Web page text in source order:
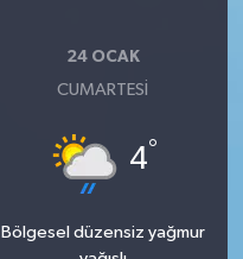
24 OCAK
CUMARTESI
4°
Bölgesel düzensiz yağmur